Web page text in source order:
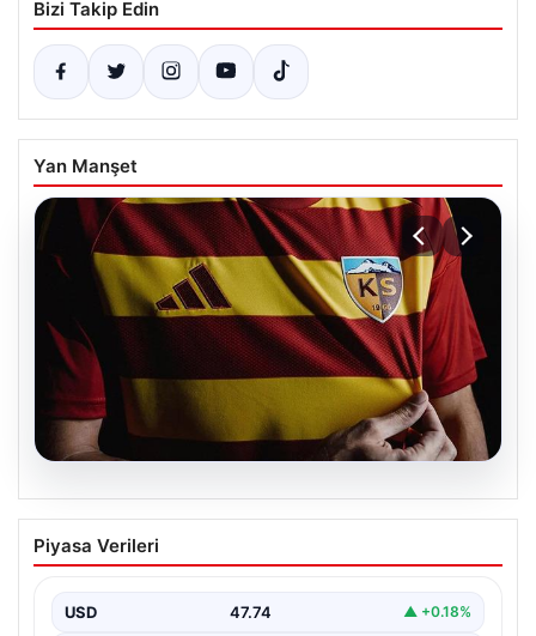
Bizi Takip Edin
Yan Manşet
Kayserispor’da Transfer Rüzgarı Esti:
Tahta Açıldı, 15 Yeni İmza atıldı!
sezonunda büyük bir adım atarak resmi olarak transfer
engelini…
Piyasa Verileri
USD 47.74 ▲ +0.18%